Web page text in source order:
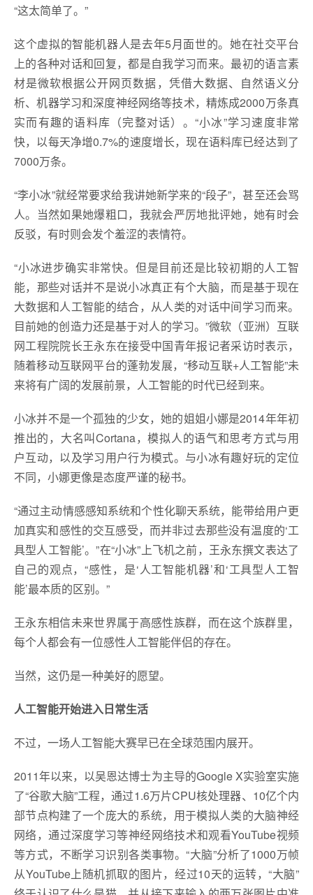
“这太简单了。”
这个虚拟的智能机器人是去年5月面世的。她在社交平台
上的各种对话和回复，都是自我学习而来。最初的语言素
材是微软根据公开网页数据，凭借大数据、自然语义分
析、机器学习和深度神经网络等技术，精炼成2000万条真
实而有趣的语料库（完整对话）。“小冰”学习速度非常
快，以每天净增0.7%的速度增长，现在语料库已经达到了
7000万条。
“李小冰”就经常要求给我讲她新学来的“段子”，甚至还会骂
人。当然如果她爆粗口，我就会严厉地批评她，她有时会
反驳，有时则会发个羞涩的表情符。
“小冰进步确实非常快。但是目前还是比较初期的人工智
能，那些对话并不是说小冰真正有个大脑，而是基于现在
大数据和人工智能的结合，从人类的对话中间学习而来。
目前她的创造力还是基于对人的学习。”微软（亚洲）互联
网工程院院长王永东在接受中国青年报记者采访时表示，
随着移动互联网平台的蓬勃发展，“移动互联+人工智能”未
来将有广阔的发展前景，人工智能的时代已经到来。
小冰并不是一个孤独的少女，她的姐姐小娜是2014年年初
推出的，大名叫Cortana，模拟人的语气和思考方式与用
户互动，以及学习用户行为模式。与小冰有趣好玩的定位
不同，小娜更像是态度严谨的秘书。
“通过主动情感感知系统和个性化聊天系统，能带给用户更
加真实和感性的交互感受，而并非过去那些没有温度的‘工
具型人工智能’。”在“小冰”上飞机之前，王永东撰文表达了
自己的观点，“感性，是‘人工智能机器’和‘工具型人工智
能’最本质的区别。”
王永东相信未来世界属于高感性族群，而在这个族群里，
每个人都会有一位感性人工智能伴侣的存在。
当然，这仍是一种美好的愿望。
人工智能开始进入日常生活
不过，一场人工智能大赛早已在全球范围内展开。
2011年以来，以吴恩达博士为主导的Google X实验室实施
了“谷歌大脑”工程，通过1.6万片CPU核处理器、10亿个内
部节点构建了一个庞大的系统，用于模拟人类的大脑神经
网络，通过深度学习等神经网络技术和观看YouTube视频
等方式，不断学习识别各类事物。“大脑”分析了1000万帧
从YouTube上随机抓取的图片，经过10天的运转，“大脑”